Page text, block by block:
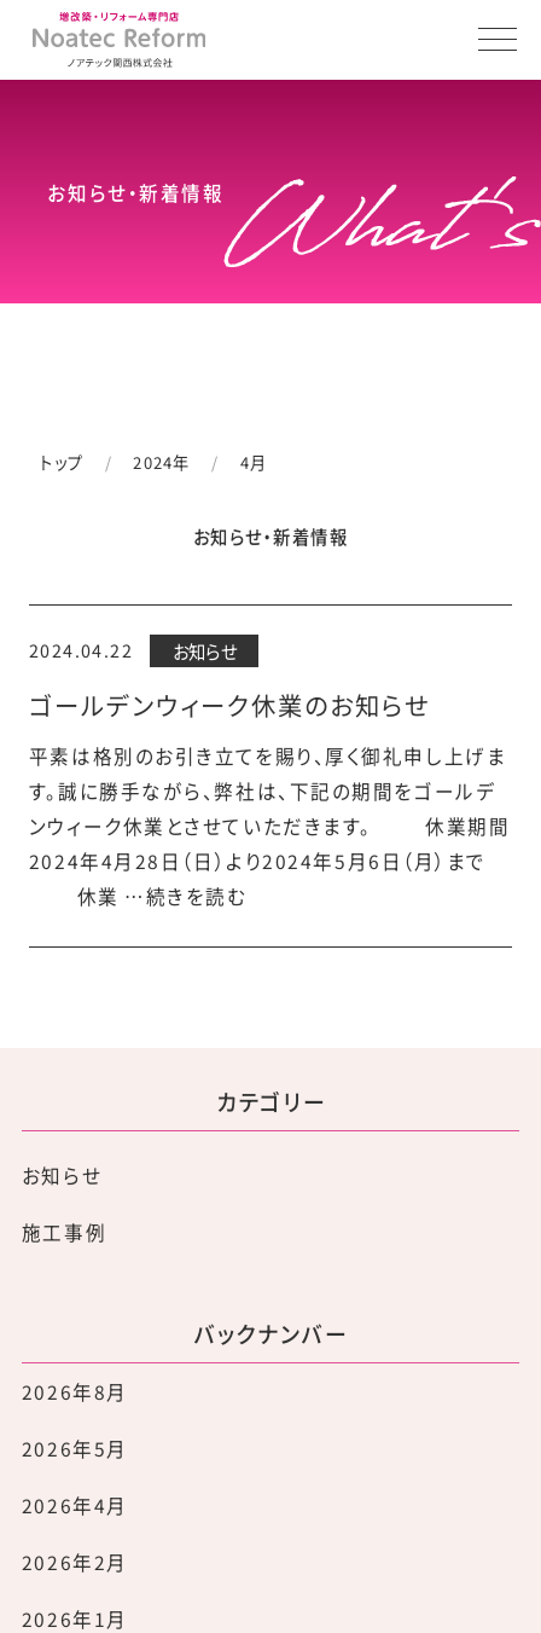
お知らせ・新着情報
トップ 2024年 4月
お知らせ・新着情報
2024.04.22 お知らせ
ゴールデンウィーク休業のお知らせ
平素は格別のお引き立てを賜り、厚く御礼申し上げま
す。誠に勝手ながら、弊社は、下記の期間をゴールデ
ンウィーク休業とさせていただきます。 休業期間
2024年4月28日（日）より2024年5月6日（月）まで
休業 …続きを読む
カテゴリー
お知らせ
施工事例
バックナンバー
2026年8月
2026年5月
2026年4月
2026年2月
2026年1月